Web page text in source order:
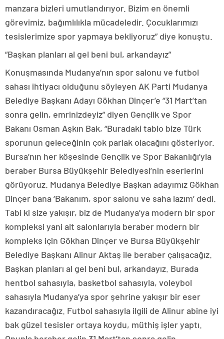
manzara bizleri umutlandırıyor. Bizim en önemli
görevimiz, bağımlılıkla mücadeledir. Çocuklarımızı
tesislerimize spor yapmaya bekliyoruz” diye konuştu.
“Başkan planları al gel beni bul, arkandayız”
Konuşmasında Mudanya’nın spor salonu ve futbol
sahası ihtiyacı olduğunu söyleyen AK Parti Mudanya
Belediye Başkanı Adayı Gökhan Dinçer’e “31 Mart’tan
sonra gelin, emrinizdeyiz” diyen Gençlik ve Spor
Bakanı Osman Aşkın Bak, “Buradaki tablo bize Türk
sporunun geleceğinin çok parlak olacağını gösteriyor.
Bursa’nın her köşesinde Gençlik ve Spor Bakanlığı’yla
beraber Bursa Büyükşehir Belediyesi’nin eserlerini
görüyoruz. Mudanya Belediye Başkan adayımız Gökhan
Dinçer bana ‘Bakanım, spor salonu ve saha lazım’ dedi.
Tabi ki size yakışır, biz de Mudanya’ya modern bir spor
kompleksi yani alt salonlarıyla beraber modern bir
kompleks için Gökhan Dinçer ve Bursa Büyükşehir
Belediye Başkanı Alinur Aktaş ile beraber çalışacağız.
Başkan planları al gel beni bul, arkandayız. Burada
hentbol sahasıyla, basketbol sahasıyla, voleybol
sahasıyla Mudanya’ya spor şehrine yakışır bir eser
kazandıracağız. Futbol sahasıyla ilgili de Alinur abine iyi
bak güzel tesisler ortaya koydu, müthiş işler yaptı.